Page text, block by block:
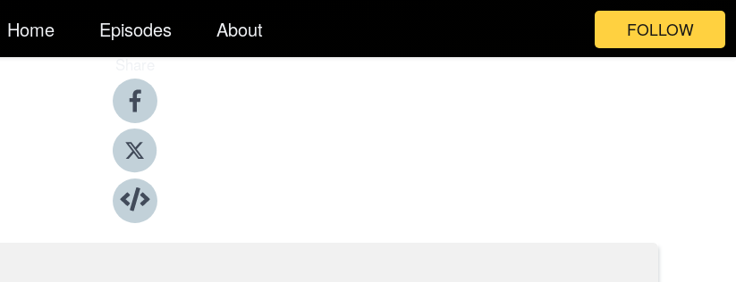
Home Episodes About FOLLOW
Share